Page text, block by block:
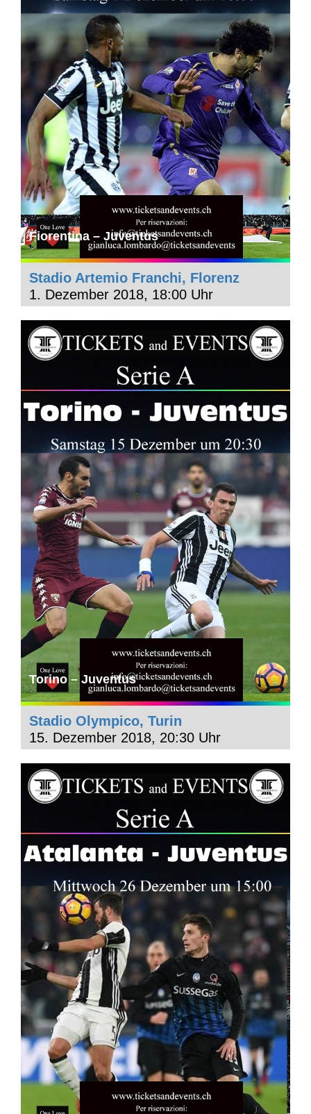
Fiorentina – Juventus
Stadio Artemio Franchi, Florenz
1. Dezember 2018, 18:00 Uhr
Torino – Juventus
Stadio Olympico, Turin
15. Dezember 2018, 20:30 Uhr